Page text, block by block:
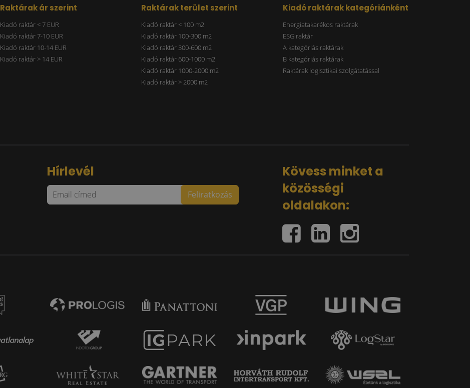
Raktárak ár szerint
Kiadó raktár < 7 EUR
Kiadó raktár 7-10 EUR
Kiadó raktár 10-14 EUR
Kiadó raktár > 14 EUR
Raktárak terület szerint
Kiadó raktár < 100 m2
Kiadó raktár 100-300 m2
Kiadó raktár 300-600 m2
Kiadó raktár 600-1000 m2
Kiadó raktár 1000-2000 m2
Kiadó raktár > 2000 m2
Kiadó raktárak kategóriánként
Energiatakarékos raktárak
ESG raktár
A kategóriás raktárak
B kategóriás raktárak
Raktárak logisztikai szolgátatással
Hírlevél
Kövess minket a
közösségi
oldalakon: